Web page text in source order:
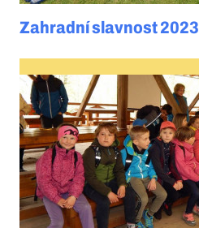
Zahradní slavnost 2023